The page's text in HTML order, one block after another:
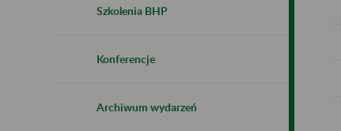
Szkolenia BHP
Konferencje
Archiwum wydarzeń